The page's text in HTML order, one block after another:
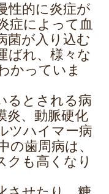
性的に炎症が
症によって血
菌が入り込む
ばれ、様々な
かっていま
るとされる病
炎、動脈硬化
ツハイマー病
の歯周病は、
クも高くなり